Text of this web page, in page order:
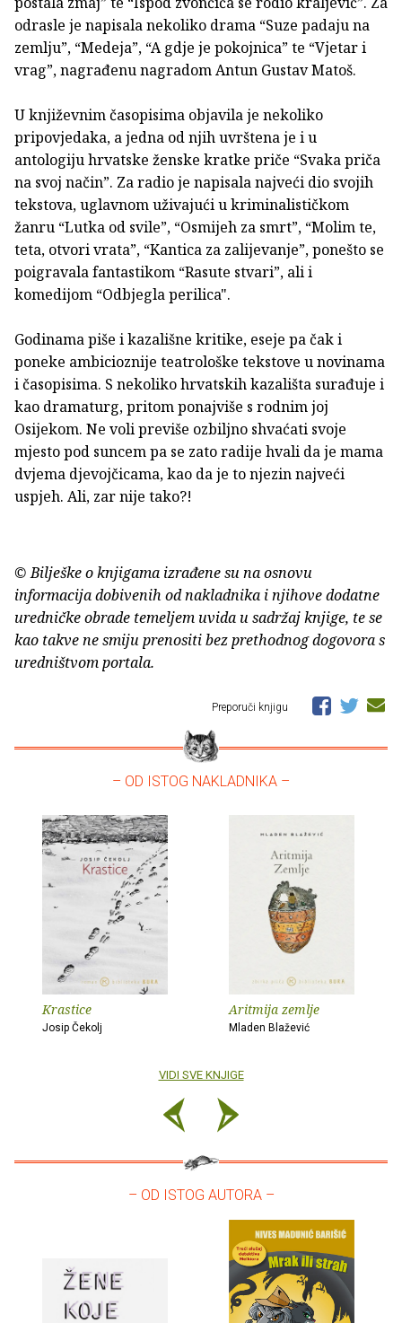
odrasle je napisala nekoliko drama “Suze padaju na
zemlju”, “Medeja”, “A gdje je pokojnica” te “Vjetar i
vrag”, nagrađenu nagradom Antun Gustav Matoš.
U književnim časopisima objavila je nekoliko
pripovjedaka, a jedna od njih uvrštena je i u
antologiju hrvatske ženske kratke priče “Svaka priča
na svoj način”. Za radio je napisala najveći dio svojih
tekstova, uglavnom uživajući u kriminalističkom
žanru “Lutka od svile”, “Osmijeh za smrt”, “Molim te,
teta, otvori vrata”, “Kantica za zalijevanje”, ponešto se
poigravala fantastikom “Rasute stvari”, ali i
komedijom “Odbjegla perilica".
Godinama piše i kazališne kritike, eseje pa čak i
poneke ambicioznije teatrološke tekstove u novinama
i časopisima. S nekoliko hrvatskih kazališta surađuje i
kao dramaturg, pritom ponajviše s rodnim joj
Osijekom. Ne voli previše ozbiljno shvaćati svoje
mjesto pod suncem pa se zato radije hvali da je mama
dvjema djevojčicama, kao da je to njezin najveći
uspjeh. Ali, zar nije tako?!
© Bilješke o knjigama izrađene su na osnovu
informacija dobivenih od nakladnika i njihove dodatne
uredničke obrade temeljem uvida u sadržaj knjige, te se
kao takve ne smiju prenositi bez prethodnog dogovora s
uredništvom portala.
Preporuči knjigu
– OD ISTOG NAKLADNIKA –
Krastice
Josip Čekolj
Aritmija zemlje
Mladen Blažević
VIDI SVE KNJIGE
– OD ISTOG AUTORA –